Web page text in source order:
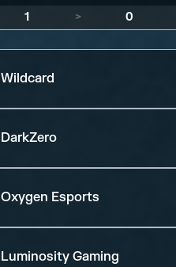
1 > 0
Wildcard
DarkZero
Oxygen Esports
Luminosity Gaming